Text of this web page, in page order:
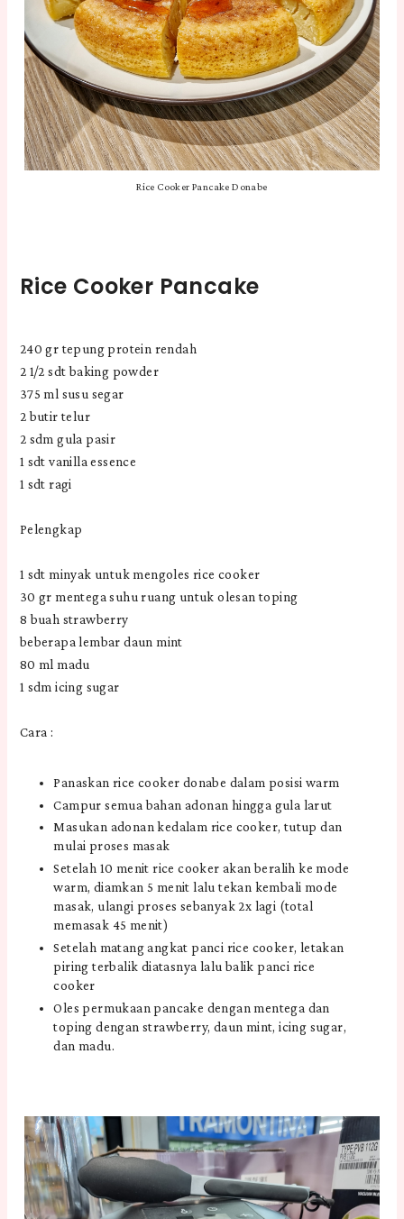
Rice Cooker Pancake Donabe
Rice Cooker Pancake
240 gr tepung protein rendah
2 1/2 sdt baking powder
375 ml susu segar
2 butir telur
2 sdm gula pasir
1 sdt vanilla essence
1 sdt ragi
Pelengkap
1 sdt minyak untuk mengoles rice cooker
30 gr mentega suhu ruang untuk olesan toping
8 buah strawberry
beberapa lembar daun mint
80 ml madu
1 sdm icing sugar
Cara :
Panaskan rice cooker donabe dalam posisi warm
Campur semua bahan adonan hingga gula larut
Masukan adonan kedalam rice cooker, tutup dan
mulai proses masak
Setelah 10 menit rice cooker akan beralih ke mode
warm, diamkan 5 menit lalu tekan kembali mode
masak, ulangi proses sebanyak 2x lagi (total
memasak 45 menit)
Setelah matang angkat panci rice cooker, letakan
piring terbalik diatasnya lalu balik panci rice
cooker
Oles permukaan pancake dengan mentega dan
toping dengan strawberry, daun mint, icing sugar,
dan madu.